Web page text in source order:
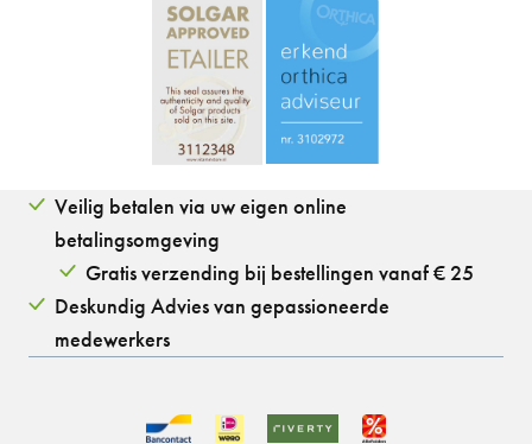
Veilig betalen via uw eigen online
betalingsomgeving
Gratis verzending bij bestellingen vanaf € 25
Deskundig Advies van gepassioneerde
medewerkers